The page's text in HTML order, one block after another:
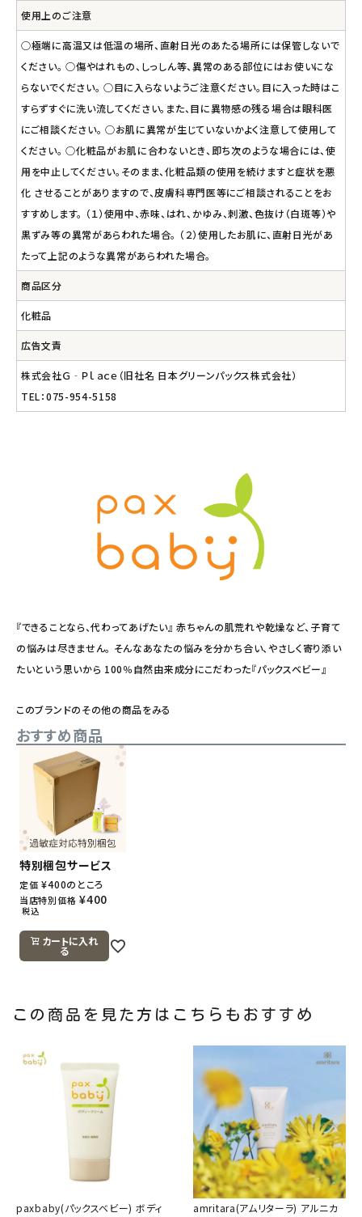
使用上のご注意
○極端に高温又は低温の場所、直射日光のあたる場所には保管しないで
ください。 ○傷やはれもの、しっしん等、異常のある部位にはお使いにな
らないでください。 ○目に入らないようご注意ください。目に入った時はこ
すらずすぐに洗い流してください。また、目に異物感の残る場合は眼科医
にご相談ください。 ○お肌に異常が生じていないかよく注意して使用して
ください。 ○化粧品がお肌に合わないとき、即ち次のような場合には、使
用を中止してください。そのまま、化粧品類の使用を続けますと症状を悪
化 させることがありますので、皮膚科専門医等にご相談されることをお
すすめします。 （１）使用中、赤味、はれ、かゆみ、刺激、色抜け（白斑等）や
黒ずみ等の異常があらわれた場合。 （２）使用したお肌に、直射日光があ
たって上記のような異常があらわれた場合。
商品区分
化粧品
広告文責
株式会社Ｇ‐Ｐｌａｃｅ（旧社名 日本グリーンパックス株式会社）
TEL：075-954-5158
『できることなら、代わってあげたい』 赤ちゃんの肌荒れや乾燥など、子育て
の悩みは尽きません。 そんなあなたの悩みを分かち合い、やさしく寄り添い
たいという思いから 100％自然由来成分にこだわった『パックスベビー』
このブランドのその他の商品をみる
おすすめ商品
特別梱包サービス
定価 ¥400のところ
当店特別価格 ¥400
税込
カートに入れ
る
この商品を見た方はこちらもおすすめ
paxbaby(パックスベビー) ボディ
amritara(アムリターラ) アルニカ